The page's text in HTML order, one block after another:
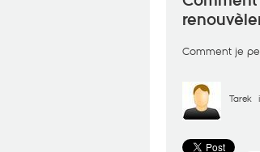
Comment je
Tarek